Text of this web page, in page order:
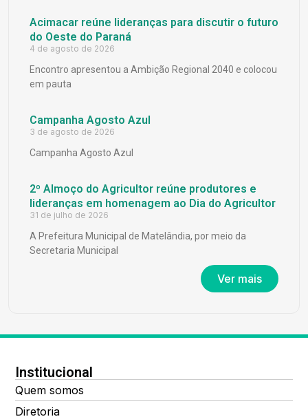
Acimacar reúne lideranças para discutir o futuro
do Oeste do Paraná
4 de agosto de 2026
Encontro apresentou a Ambição Regional 2040 e colocou
em pauta
Campanha Agosto Azul
3 de agosto de 2026
Campanha Agosto Azul
2º Almoço do Agricultor reúne produtores e
lideranças em homenagem ao Dia do Agricultor
31 de julho de 2026
A Prefeitura Municipal de Matelândia, por meio da
Secretaria Municipal
Ver mais
Institucional
Quem somos
Diretoria